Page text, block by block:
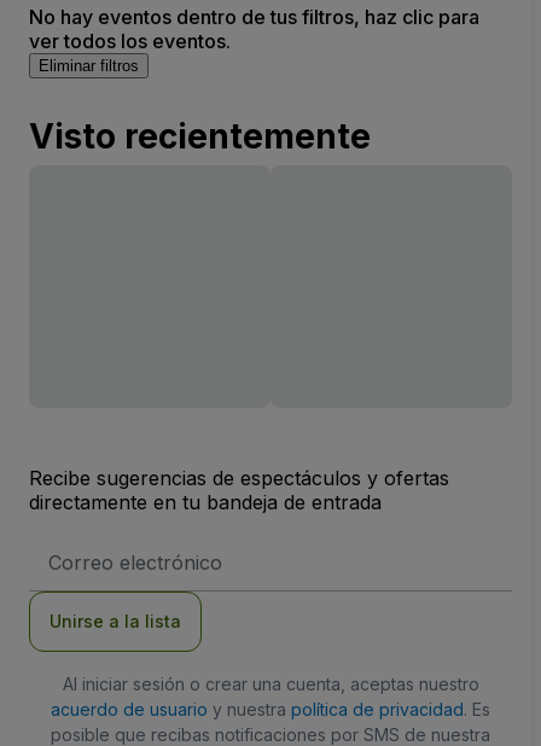
No hay eventos dentro de tus filtros, haz clic para
ver todos los eventos.
Eliminar filtros
Visto recientemente
Recibe sugerencias de espectáculos y ofertas
directamente en tu bandeja de entrada
de
Unirse a la lista
Al iniciar sesión o crear una cuenta, aceptas nuestro
acuerdo de usuario y nuestra política de privacidad. Es
posible que recibas notificaciones por SMS de nuestra